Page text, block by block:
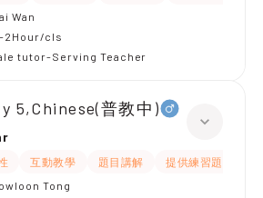
Wan
-2Hour/cls
tutor-Serving Teacher
5,Chinese(普教中)
互動教學 題目講解
提供練習題/試題
Tong